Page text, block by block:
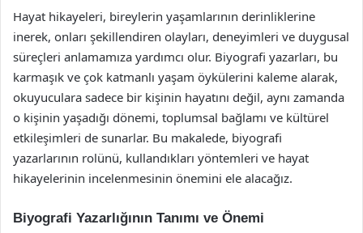
Hayat hikayeleri, bireylerin yaşamlarının derinliklerine
inerek, onları şekillendiren olayları, deneyimleri ve duygusal
süreçleri anlamamıza yardımcı olur. Biyografi yazarları, bu
karmaşık ve çok katmanlı yaşam öykülerini kaleme alarak,
okuyuculara sadece bir kişinin hayatını değil, aynı zamanda
o kişinin yaşadığı dönemi, toplumsal bağlamı ve kültürel
etkileşimleri de sunarlar. Bu makalede, biyografi
yazarlarının rolünü, kullandıkları yöntemleri ve hayat
hikayelerinin incelenmesinin önemini ele alacağız.
Biyografi Yazarlığının Tanımı ve Önemi